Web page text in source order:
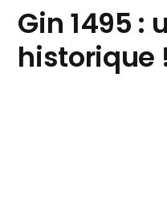
Gin 1495 :
historique